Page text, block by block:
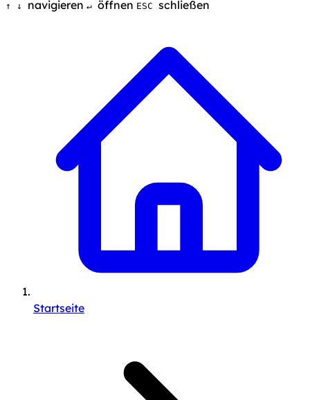
↑ ↓ navigieren ↵ öffnen ESC schließen
Startseite